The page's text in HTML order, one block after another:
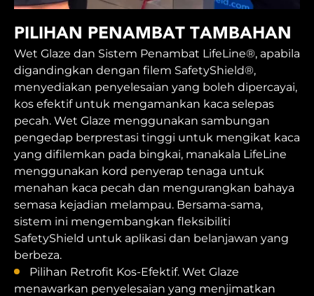
PILIHAN PENAMBAT TAMBAHAN
Wet Glaze dan Sistem Penambat LifeLine®, apabila
digandingkan dengan filem SafetyShield®,
menyediakan penyelesaian yang boleh dipercayai,
kos efektif untuk mengamankan kaca selepas
pecah. Wet Glaze menggunakan sambungan
pengedap berprestasi tinggi untuk mengikat kaca
yang difilemkan pada bingkai, manakala LifeLine
menggunakan kord penyerap tenaga untuk
menahan kaca pecah dan mengurangkan bahaya
semasa kejadian melampau. Bersama-sama,
sistem ini mengembangkan fleksibiliti
SafetyShield untuk aplikasi dan belanjawan yang
berbeza.
Pilihan Retrofit Kos-Efektif. Wet Glaze
menawarkan penyelesaian yang menjimatkan